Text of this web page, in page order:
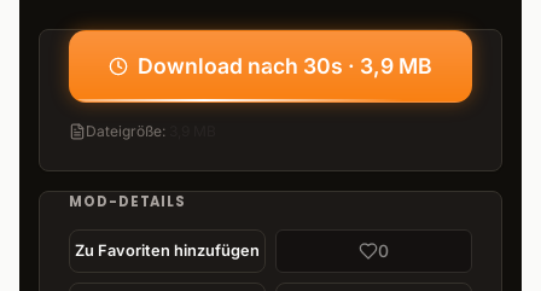
Download nach 30s · 3,9 MB
Dateigröße:
MOD-DETAILS
Zu Favoriten hinzufügen 0